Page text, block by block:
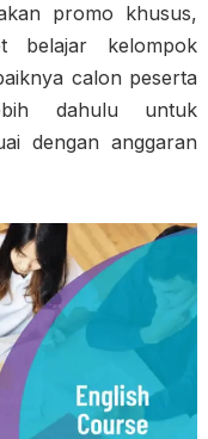
promo khusus,
belajar kelompok
calon peserta
dahulu untuk
dengan anggaran